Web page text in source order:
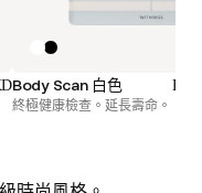
Body Scan 白色
終極健康檢查。延長壽命。